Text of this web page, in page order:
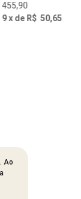
455,90
9x de R$ 50,65
Ao